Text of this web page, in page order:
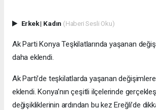
Erkek| Kadın (Haberi Sesli Oku)
Ak Parti Konya Teşkilatlarında yaşanan
daha eklendi.
Ak Parti’de teşkilatlarda yaşanan
eklendi. Konya’nın çeşitli ilçelerinde
değişikliklerinin ardından bu kez Ereğli’de